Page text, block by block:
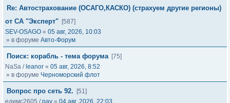
Re: Автострахование (ОСАГО,КАСКО) (страхуем другие регионы)
от СА "Эксперт" [587]
SEV-OSAGO « 05 авг, 2026, 10:03
» в форуме Авто-Форум
Поиск: корабль - тема форума [75]
NaSa / leanor « 05 авг, 2026, 8:52
» в форуме Черноморский флот
Вопрос про сеть 92.
[51]
едимс2605 /pav « 04 авг, 2026, 22:03